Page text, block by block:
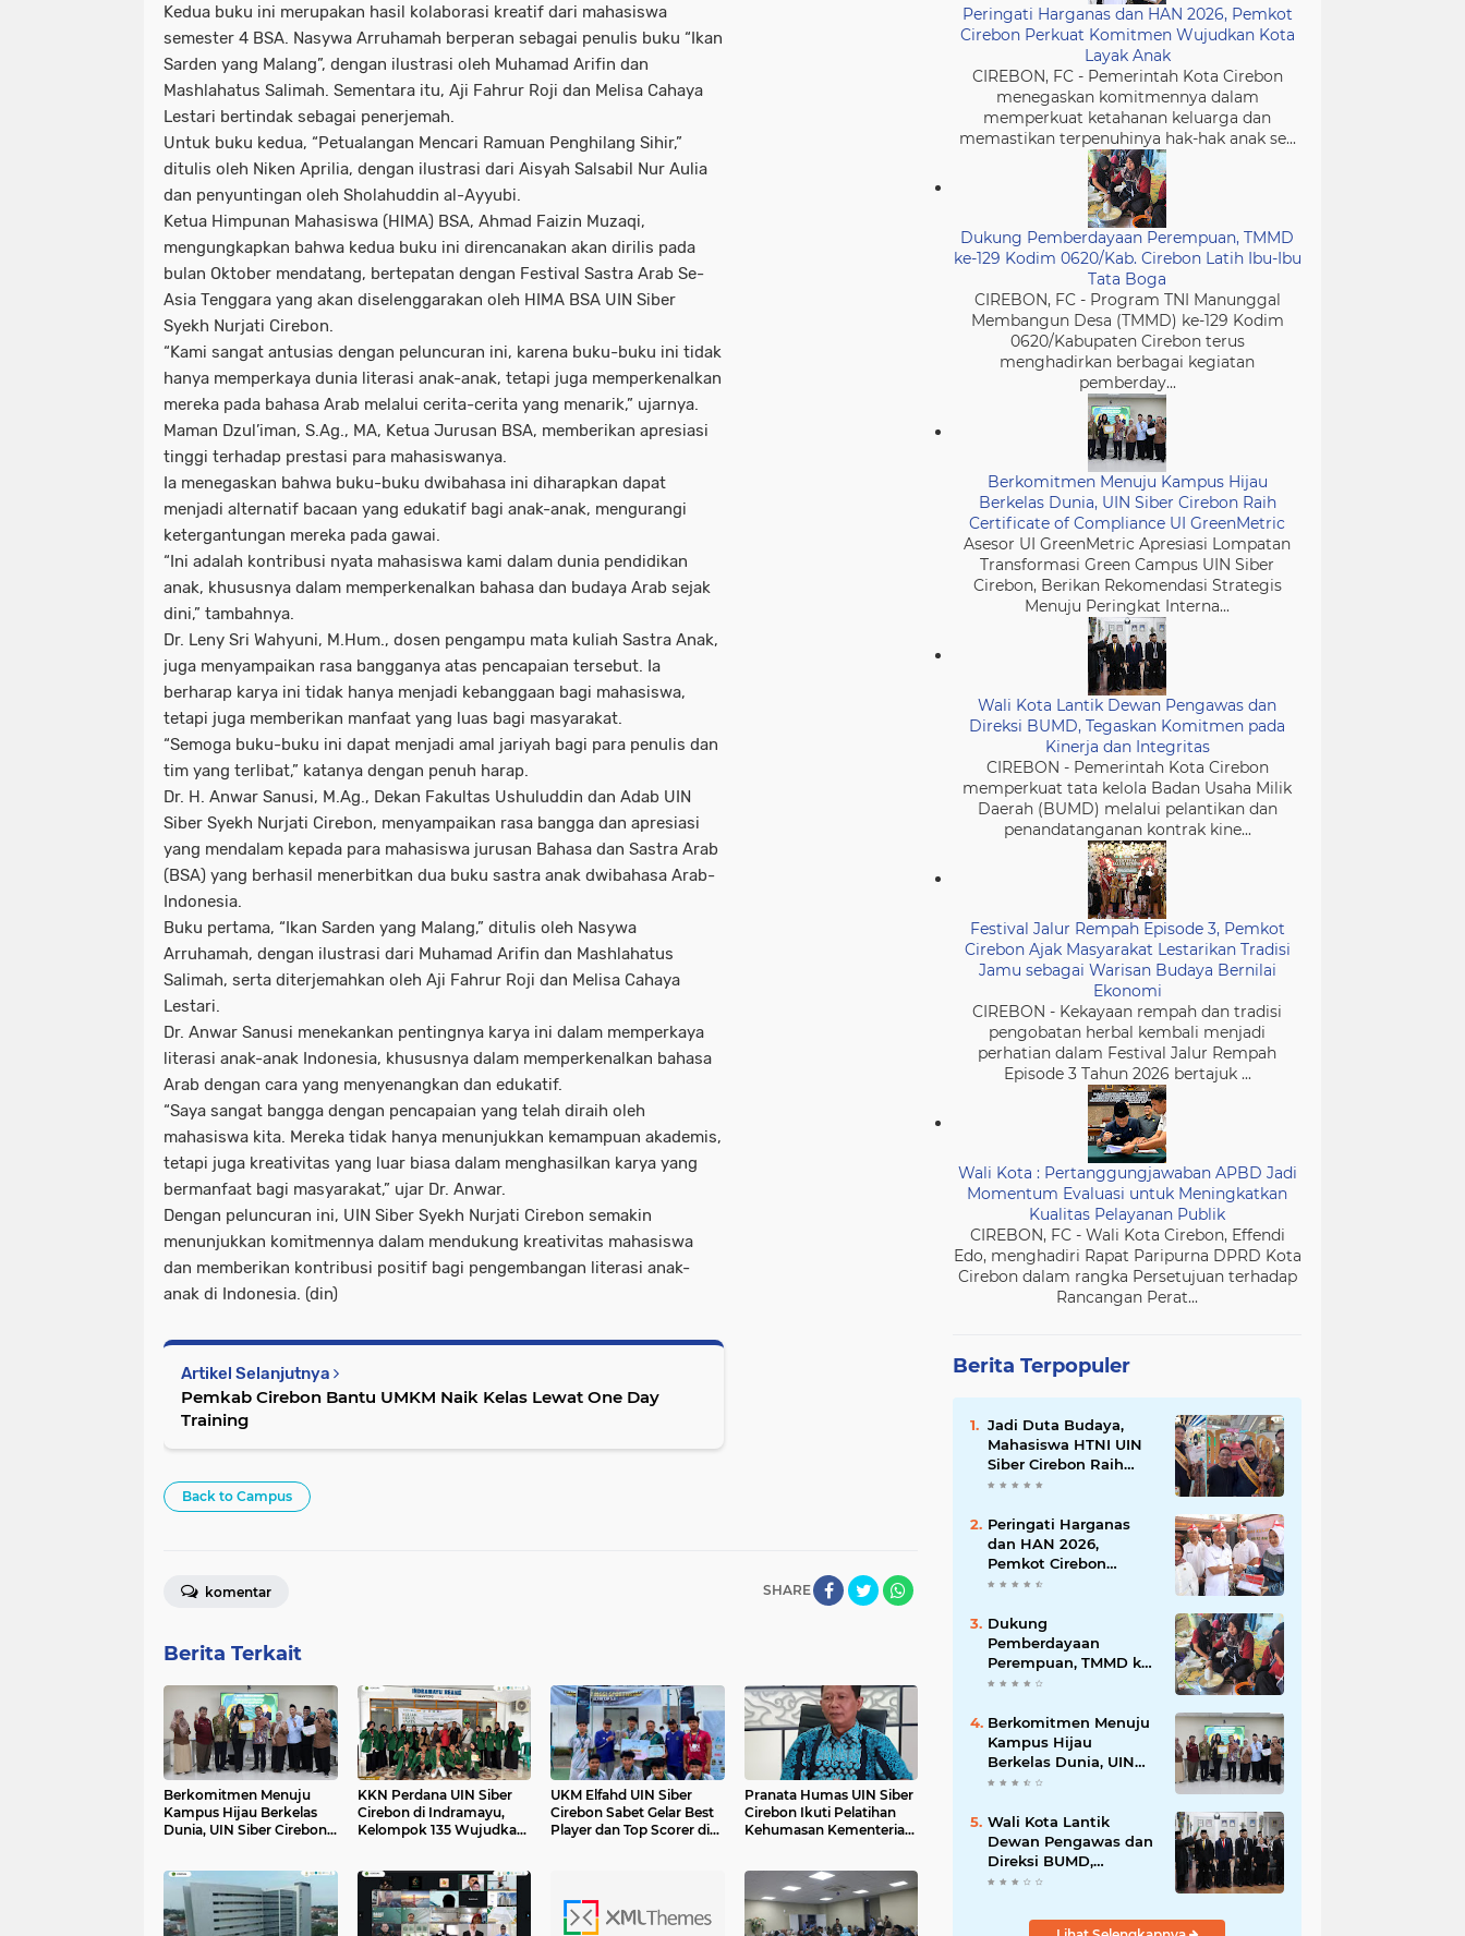
Kedua buku ini merupakan hasil kolaborasi kreatif dari mahasiswa
semester 4 BSA. Nasywa Arruhamah berperan sebagai penulis buku “Ikan
Sarden yang Malang”, dengan ilustrasi oleh Muhamad Arifin dan
Mashlahatus Salimah. Sementara itu, Aji Fahrur Roji dan Melisa Cahaya
Lestari bertindak sebagai penerjemah.
Untuk buku kedua, “Petualangan Mencari Ramuan Penghilang Sihir,”
ditulis oleh Niken Aprilia, dengan ilustrasi dari Aisyah Salsabil Nur Aulia
dan penyuntingan oleh Sholahuddin al-Ayyubi.
Ketua Himpunan Mahasiswa (HIMA) BSA, Ahmad Faizin Muzaqi,
mengungkapkan bahwa kedua buku ini direncanakan akan dirilis pada
bulan Oktober mendatang, bertepatan dengan Festival Sastra Arab Se-
Asia Tenggara yang akan diselenggarakan oleh HIMA BSA UIN Siber
Syekh Nurjati Cirebon.
“Kami sangat antusias dengan peluncuran ini, karena buku-buku ini tidak
hanya memperkaya dunia literasi anak-anak, tetapi juga memperkenalkan
mereka pada bahasa Arab melalui cerita-cerita yang menarik,” ujarnya.
Maman Dzul’iman, S.Ag., MA, Ketua Jurusan BSA, memberikan apresiasi
tinggi terhadap prestasi para mahasiswanya.
Ia menegaskan bahwa buku-buku dwibahasa ini diharapkan dapat
menjadi alternatif bacaan yang edukatif bagi anak-anak, mengurangi
ketergantungan mereka pada gawai.
“Ini adalah kontribusi nyata mahasiswa kami dalam dunia pendidikan
anak, khususnya dalam memperkenalkan bahasa dan budaya Arab sejak
dini,” tambahnya.
Dr. Leny Sri Wahyuni, M.Hum., dosen pengampu mata kuliah Sastra Anak,
juga menyampaikan rasa bangganya atas pencapaian tersebut. Ia
berharap karya ini tidak hanya menjadi kebanggaan bagi mahasiswa,
tetapi juga memberikan manfaat yang luas bagi masyarakat.
“Semoga buku-buku ini dapat menjadi amal jariyah bagi para penulis dan
tim yang terlibat,” katanya dengan penuh harap.
Dr. H. Anwar Sanusi, M.Ag., Dekan Fakultas Ushuluddin dan Adab UIN
Siber Syekh Nurjati Cirebon, menyampaikan rasa bangga dan apresiasi
yang mendalam kepada para mahasiswa jurusan Bahasa dan Sastra Arab
(BSA) yang berhasil menerbitkan dua buku sastra anak dwibahasa Arab-
Indonesia.
Buku pertama, “Ikan Sarden yang Malang,” ditulis oleh Nasywa
Arruhamah, dengan ilustrasi dari Muhamad Arifin dan Mashlahatus
Salimah, serta diterjemahkan oleh Aji Fahrur Roji dan Melisa Cahaya
Lestari.
Dr. Anwar Sanusi menekankan pentingnya karya ini dalam memperkaya
literasi anak-anak Indonesia, khususnya dalam memperkenalkan bahasa
Arab dengan cara yang menyenangkan dan edukatif.
“Saya sangat bangga dengan pencapaian yang telah diraih oleh
mahasiswa kita. Mereka tidak hanya menunjukkan kemampuan akademis,
tetapi juga kreativitas yang luar biasa dalam menghasilkan karya yang
bermanfaat bagi masyarakat,” ujar Dr. Anwar.
Dengan peluncuran ini, UIN Siber Syekh Nurjati Cirebon semakin
menunjukkan komitmennya dalam mendukung kreativitas mahasiswa
dan memberikan kontribusi positif bagi pengembangan literasi anak-
anak di Indonesia. (din)
Artikel Selanjutnya
Pemkab Cirebon Bantu UMKM Naik Kelas Lewat One Day
Training
Back to Campus
SHARE
komentar
Berita Terkait
Berkomitmen Menuju
Kampus Hijau Berkelas
Dunia, UIN Siber Cirebon
GreenMetric
KKN Perdana UIN Siber
Cirebon di Indramayu,
Kelompok 135 Wujudkan
UKM Elfahd UIN Siber
Cirebon Sabet Gelar Best
Player dan Top Scorer di
Pranata Humas UIN Siber
Cirebon Ikuti Pelatihan
Kehumasan Kementerian
Peringati Harganas dan HAN 2026, Pemkot
Cirebon Perkuat Komitmen Wujudkan Kota
Layak Anak
CIREBON, FC - Pemerintah Kota Cirebon
menegaskan komitmennya dalam
memperkuat ketahanan keluarga dan
memastikan terpenuhinya hak-hak anak se...
Dukung Pemberdayaan Perempuan, TMMD
ke-129 Kodim 0620/Kab. Cirebon Latih Ibu-Ibu
Tata Boga
CIREBON, FC - Program TNI Manunggal
Membangun Desa (TMMD) ke-129 Kodim
0620/Kabupaten Cirebon terus
menghadirkan berbagai kegiatan
pemberday...
Berkomitmen Menuju Kampus Hijau
Berkelas Dunia, UIN Siber Cirebon Raih
Certificate of Compliance UI GreenMetric
Asesor UI GreenMetric Apresiasi Lompatan
Transformasi Green Campus UIN Siber
Cirebon, Berikan Rekomendasi Strategis
Menuju Peringkat Interna...
Wali Kota Lantik Dewan Pengawas dan
Direksi BUMD, Tegaskan Komitmen pada
Kinerja dan Integritas
CIREBON - Pemerintah Kota Cirebon
memperkuat tata kelola Badan Usaha Milik
Daerah (BUMD) melalui pelantikan dan
penandatanganan kontrak kine...
Festival Jalur Rempah Episode 3, Pemkot
Cirebon Ajak Masyarakat Lestarikan Tradisi
Jamu sebagai Warisan Budaya Bernilai
Ekonomi
CIREBON - Kekayaan rempah dan tradisi
pengobatan herbal kembali menjadi
perhatian dalam Festival Jalur Rempah
Episode 3 Tahun 2026 bertajuk ...
Wali Kota : Pertanggungjawaban APBD Jadi
Momentum Evaluasi untuk Meningkatkan
Kualitas Pelayanan Publik
CIREBON, FC - Wali Kota Cirebon, Effendi
Edo, menghadiri Rapat Paripurna DPRD Kota
Cirebon dalam rangka Persetujuan terhadap
Rancangan Perat...
Berita Terpopuler
Jadi Duta Budaya,
Mahasiswa HTNI UIN
Siber Cirebon Raih
Juara 1 Duta Batik DKI
Peringati Harganas
dan HAN 2026,
Pemkot Cirebon
Perkuat Komitmen
Anak
Dukung
Pemberdayaan
Perempuan, TMMD ke-
129 Kodim 0620/Kab.
Tata Boga
Berkomitmen Menuju
Kampus Hijau
Berkelas Dunia, UIN
Siber Cirebon Raih
Compliance UI
GreenMetric
Wali Kota Lantik
Dewan Pengawas dan
Direksi BUMD,
Tegaskan Komitmen
Integritas